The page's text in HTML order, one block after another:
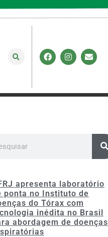
apresenta laboratório
ponta no Instituto de
do Tórax com
inédita no Brasil
abordagem de doenças